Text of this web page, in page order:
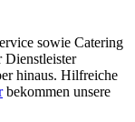
sowie Catering
Dienstleister
hinaus. Hilfreiche
bekommen unsere